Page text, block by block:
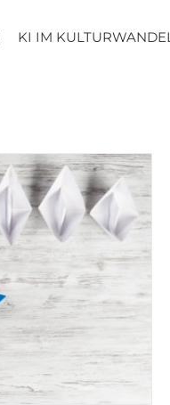
KI IM KULTURWANDEL